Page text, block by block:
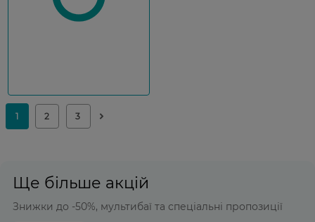
Ще більше акцій
Знижки до -50%, мультибаї та спеціальні пропозиції